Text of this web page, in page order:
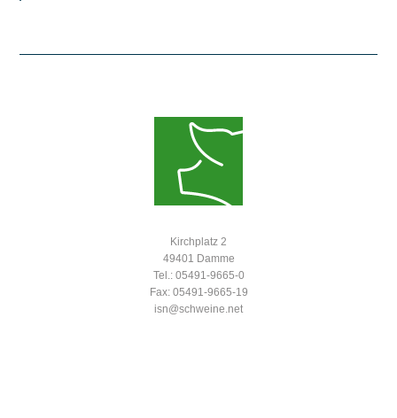
Kirchplatz 2
49401 Damme
Tel.: 05491-9665-0
Fax: 05491-9665-19
isn@schweine.net